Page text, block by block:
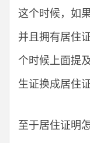
这个时候，如
并且拥有居住
个时候上面提
生证换成居住
至于居住证明